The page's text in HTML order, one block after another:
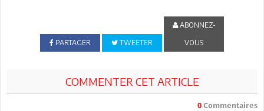
PARTAGER TWEETER
ABONNEZ-
VOUS
COMMENTER CET ARTICLE
0 Commentaires